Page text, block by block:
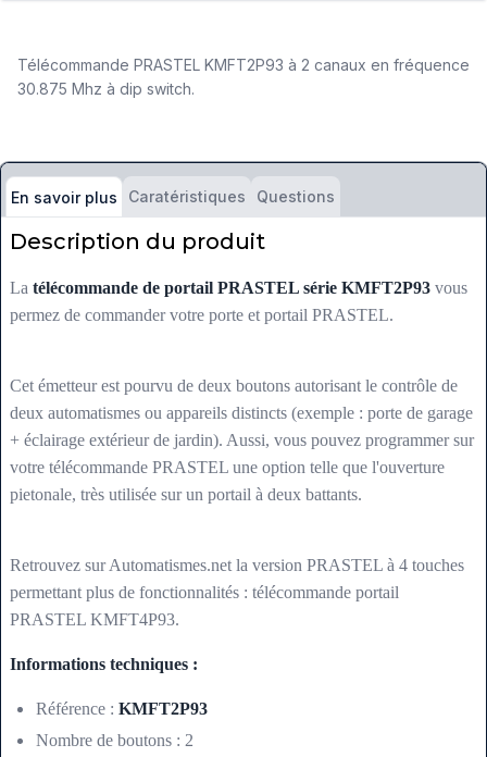
Télécommande PRASTEL KMFT2P93 à 2 canaux en fréquence
30.875 Mhz à dip switch.
En savoir plus Caratéristiques Questions
Description du produit
La télécommande de portail PRASTEL série KMFT2P93 vous
permez de commander votre porte et portail PRASTEL.
Cet émetteur est pourvu de deux boutons autorisant le contrôle de
deux automatismes ou appareils distincts (exemple : porte de garage
+ éclairage extérieur de jardin). Aussi, vous pouvez programmer sur
votre télécommande PRASTEL une option telle que l'ouverture
pietonale, très utilisée sur un portail à deux battants.
Retrouvez sur Automatismes.net la version PRASTEL à 4 touches
permettant plus de fonctionnalités : télécommande portail
PRASTEL KMFT4P93.
Informations techniques :
Référence : KMFT2P93
Nombre de boutons : 2